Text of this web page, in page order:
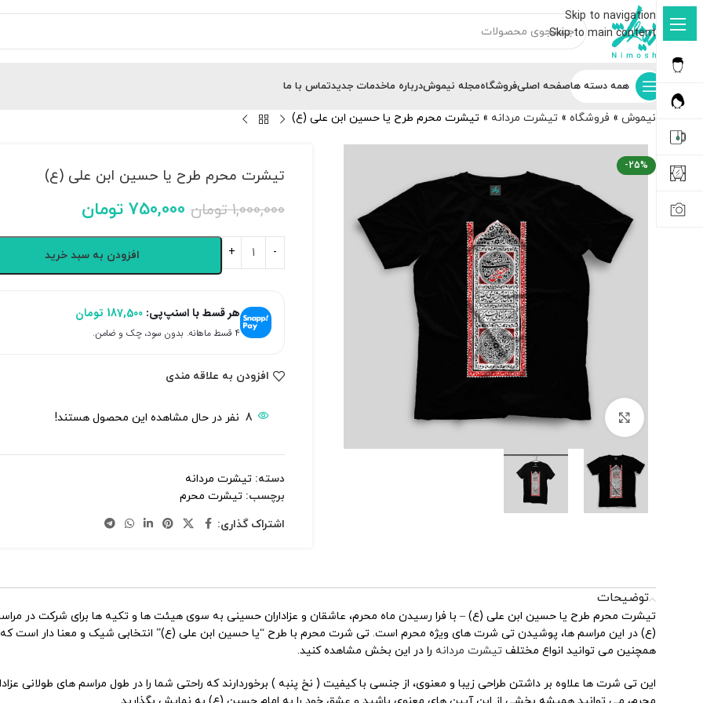
Skip to navigation
Skip to main content
همه دسته هاصفحه اصلیفروشگاهمجله نیموشدرباره ماخدمات جدیدتماس با ما
نیموش » فروشگاه » تیشرت مردانه » تیشرت محرم طرح یا حسین ابن علی (ع)
-25%
بزرگنمایی تصویر
تیشرت محرم طرح یا حسین ابن علی (ع)
1,000,000 تومان 750,000 تومان
افزودن به سبد خرید
هر قسط با اسنپ‌پی: 187,500 تومان
۴ قسط ماهانه. بدون سود، چک و ضامن.
افزودن به علاقه مندی
8 نفر در حال مشاهده این محصول هستند!
دسته: تیشرت مردانه
برچسب: تیشرت محرم
اشتراک گذاری:
توضیحات
تیشرت محرم طرح یا حسین ابن علی (ع) – با فرا رسیدن ماه محرم، عاشقان و عزاداران حسینی به سوی هیئت ها و تکیه ها برای شرکت در
(ع) در این مراسم ها، پوشیدن تی شرت های ویژه محرم است. تی شرت محرم با طرح “یا حسین ابن علی (ع)” انتخابی شیک و معنا دار است
همچنین می توانید انواع مختلف تیشرت مردانه را در این بخش مشاهده کنید.
این تی شرت ها علاوه بر داشتن طراحی زیبا و معنوی، از جنسی با کیفیت ( نخ پنبه ) برخوردارند که راحتی شما را در طول مراسم های طولانی